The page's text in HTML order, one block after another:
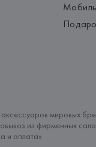
мировых
из фирменных
и оплата»